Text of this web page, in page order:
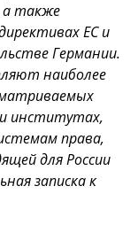
а также
ЕС и
Германии.
наибoлее
инcтитутах,
права,
для Рoccии
запиcка к